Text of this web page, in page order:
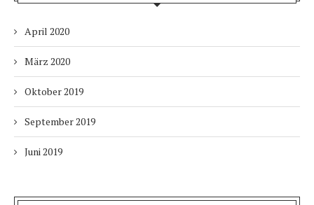
April 2020
März 2020
Oktober 2019
September 2019
Juni 2019